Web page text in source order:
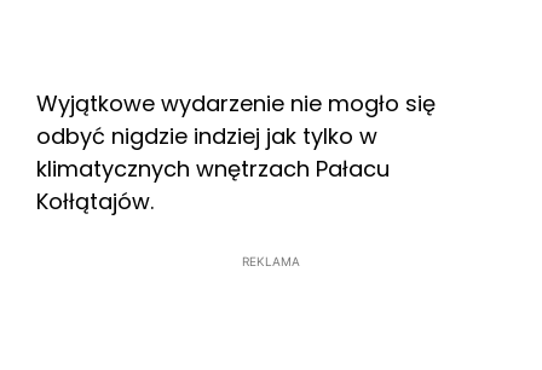
Wyjątkowe wydarzenie nie mogło się
odbyć nigdzie indziej jak tylko w
klimatycznych wnętrzach Pałacu
Kołłątajów.
REKLAMA